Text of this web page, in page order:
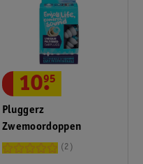
Pluggerz
Zwemoordoppen
10.
95
2